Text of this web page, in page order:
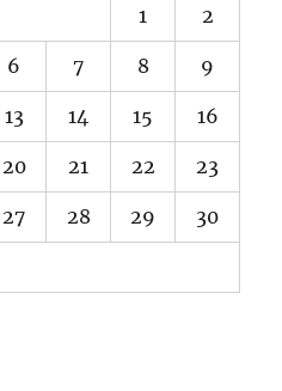
1 2
6 7 8 9
13 14 15 16
20 21 22 23
27 28 29 30